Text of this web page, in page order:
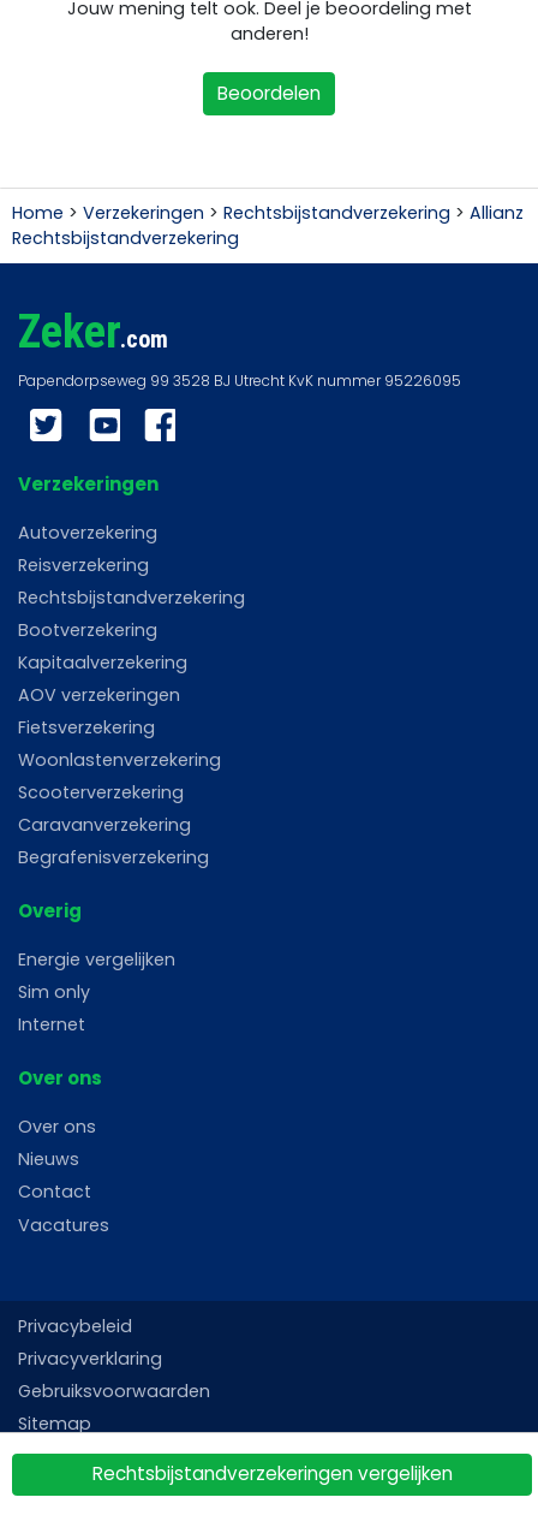
Rechtsbijstandverzekeringen vergelijken
Jouw mening telt ook. Deel je beoordeling met
anderen!
Beoordelen
Home > Verzekeringen > Rechtsbijstandverzekering > Allianz
Rechtsbijstandverzekering
Zeker.com
Twitter YouTube
Verzekeringen
Autoverzekering
Reisverzekering
Rechtsbijstandverzekering
Bootverzekering
Kapitaalverzekering
AOV verzekeringen
Fietsverzekering
Woonlastenverzekering
Scooterverzekering
Caravanverzekering
Begrafenisverzekering
Overig
Energie vergelijken
Sim only
Internet
Over ons
Over ons
Nieuws
Contact
Vacatures
Privacybeleid
Privacyverklaring
Gebruiksvoorwaarden
Sitemap